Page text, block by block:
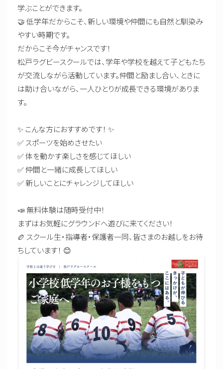
学ぶことができます。
🤝 低学年だからこそ、新しい環境や仲間にも自然と馴染み
やすい時期です。
だからこそ今がチャンスです！
松戸ラグビースクールでは、学年や学校を越えて子どもたち
が交流しながら活動しています。仲間と励まし合い、ときに
は助け合いながら、一人ひとりが成長できる環境がありま
す。
✨ こんな方におすすめです！ ✨
✅ スポーツを始めさせたい
✅ 体を動かす楽しさを感じてほしい
✅ 仲間と一緒に成長してほしい
✅ 新しいことにチャレンジしてほしい
📣 無料体験は随時受付中！
まずはお気軽にグラウンドへ遊びに来てください！
🏉 スクール生・指導者・保護者一同、皆さまのお越しをお待
ちしています！ 😊